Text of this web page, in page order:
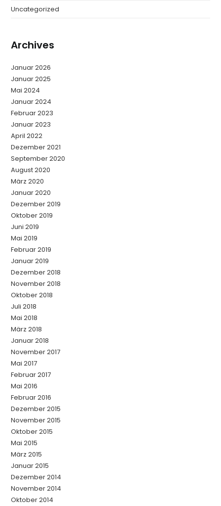
Uncategorized
Archives
Januar 2026
Januar 2025
Mai 2024
Januar 2024
Februar 2023
Januar 2023
April 2022
Dezember 2021
September 2020
August 2020
März 2020
Januar 2020
Dezember 2019
Oktober 2019
Juni 2019
Mai 2019
Februar 2019
Januar 2019
Dezember 2018
November 2018
Oktober 2018
Juli 2018
Mai 2018
März 2018
Januar 2018
November 2017
Mai 2017
Februar 2017
Mai 2016
Februar 2016
Dezember 2015
November 2015
Oktober 2015
Mai 2015
März 2015
Januar 2015
Dezember 2014
November 2014
Oktober 2014